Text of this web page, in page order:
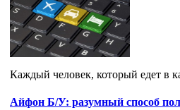
Каждый человек, который едет в
Айфон Б/У: разумный способ